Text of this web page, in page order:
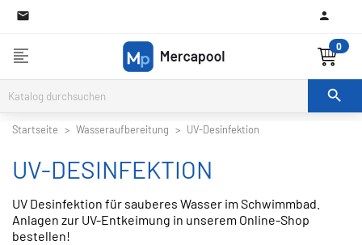

format_align_left 0

Startseite Wasseraufbereitung UV-Desinfektion
UV-DESINFEKTION
UV Desinfektion für sauberes Wasser im Schwimmbad.
Anlagen zur UV-Entkeimung in unserem Online-Shop
bestellen!